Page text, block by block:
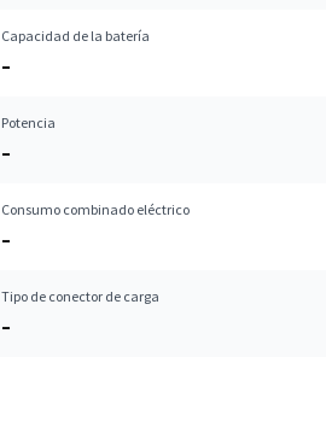
Capacidad de la batería
–
Potencia
–
Consumo combinado eléctrico
–
Tipo de conector de carga
–